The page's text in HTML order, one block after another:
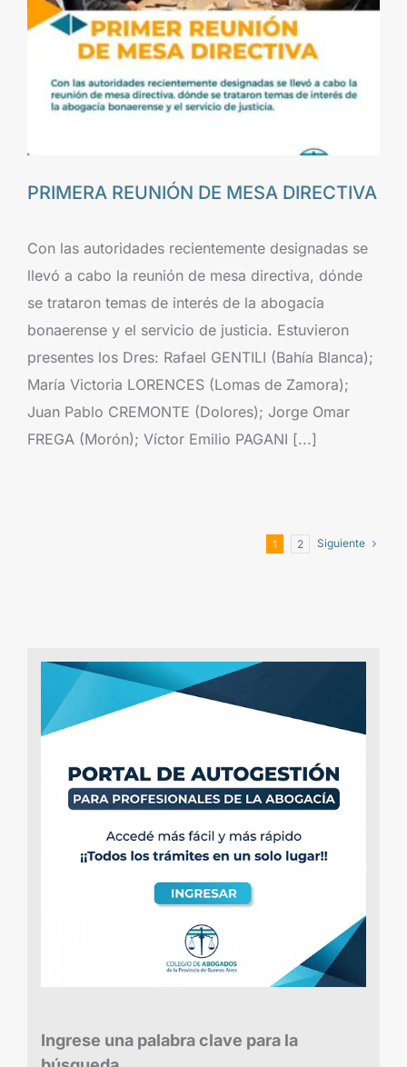
PRIMERA REUNIÓN DE MESA DIRECTIVA
Con las autoridades recientemente designadas se
llevó a cabo la reunión de mesa directiva, dónde
se trataron temas de interés de la abogacía
bonaerense y el servicio de justicia. Estuvieron
presentes los Dres: Rafael GENTILI (Bahía Blanca);
María Victoria LORENCES (Lomas de Zamora);
Juan Pablo CREMONTE (Dolores); Jorge Omar
FREGA (Morón); Víctor Emilio PAGANI [...]
1 2 Siguiente
Ingrese una palabra clave para la